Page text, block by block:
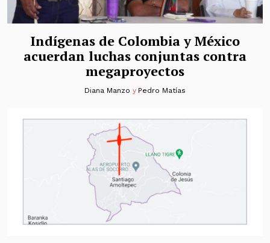
Indígenas de Colombia y México
acuerdan luchas conjuntas contra
megaproyectos
Diana Manzo y Pedro Matías